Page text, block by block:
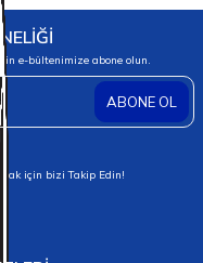
e-bültenimize abone olun.
ABONE OL
için bizi Takip Edin!